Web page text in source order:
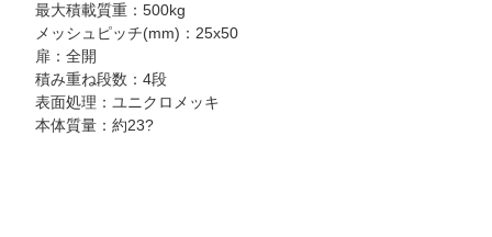
最大積載質重：500kg
メッシュピッチ(mm)：25x50
扉：全開
積み重ね段数：4段
表面処理：ユニクロメッキ
本体質量：約23?
フレコンバッグを検索